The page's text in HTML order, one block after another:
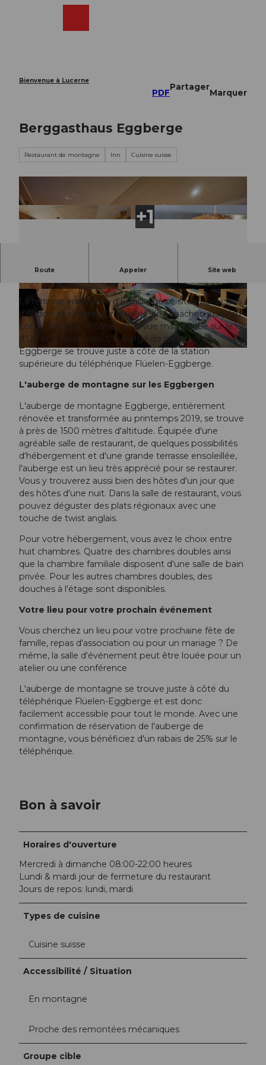
Bienvenue à Lucerne
PDF
Partager
Marquer
Berggasthaus Eggberge
Restaurant de montagne Inn Cuisine suisse
Route Appeler Site web
Si l'on dit "gris en bas, bleu en haut", ne
réfléchissez pas longtemps et venez à Eggberge.
La terrasse ensoleillée d'Eggberge se situe au-dessus
d'Altdorf et s'étend sur la vallée de Schächen jusqu'au
col du Klausen. Profitez de la vue magnifique sur le lac
d'Uri et le Rophaien. L'auberge de montagne
Eggberge se trouve juste à côté de la station
supérieure du téléphérique Flüelen-Eggberge.
L'auberge de montagne sur les Eggbergen
L'auberge de montagne Eggberge, entièrement
rénovée et transformée au printemps 2019, se trouve
à près de 1500 mètres d'altitude. Équipée d'une
agréable salle de restaurant, de quelques possibilités
d'hébergement et d'une grande terrasse ensoleillée,
l'auberge est un lieu très apprécié pour se restaurer.
Vous y trouverez aussi bien des hôtes d'un jour que
des hôtes d'une nuit. Dans la salle de restaurant, vous
pouvez déguster des plats régionaux avec une
touche de twist anglais.
Pour votre hébergement, vous avez le choix entre
huit chambres. Quatre des chambres doubles ainsi
que la chambre familiale disposent d'une salle de bain
privée. Pour les autres chambres doubles, des
douches à l'étage sont disponibles.
Votre lieu pour votre prochain événement
Vous cherchez un lieu pour votre prochaine fête de
famille, repas d'association ou pour un mariage ? De
même, la salle d'événement peut être louée pour un
atelier ou une conférence
L'auberge de montagne se trouve juste à côté du
téléphérique Flüelen-Eggberge et est donc
facilement accessible pour tout le monde. Avec une
confirmation de réservation de l'auberge de
montagne, vous bénéficiez d'un rabais de 25% sur le
téléphérique.
Bon à savoir
Horaires d'ouverture
Mercredi à dimanche 08:00-22:00 heures
Lundi & mardi jour de fermeture du restaurant
Jours de repos: lundi, mardi
Types de cuisine
Cuisine suisse
Accessibilité / Situation
En montagne
Proche des remontées mécaniques
Groupe cible